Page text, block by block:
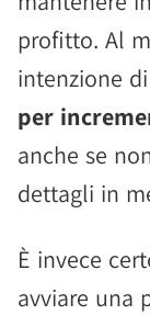
profitto. Al
intenzione di
per
anche se
dettagli in
È invece
avviare una